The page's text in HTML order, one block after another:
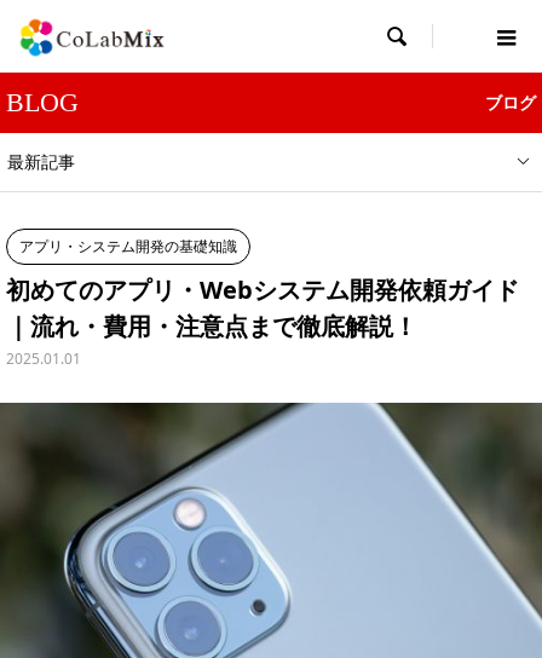

BLOG ブログ
最新記事
アプリ・システム開発の基礎知識
初めてのアプリ・Webシステム開発依頼ガイド
｜流れ・費用・注意点まで徹底解説！
2025.01.01